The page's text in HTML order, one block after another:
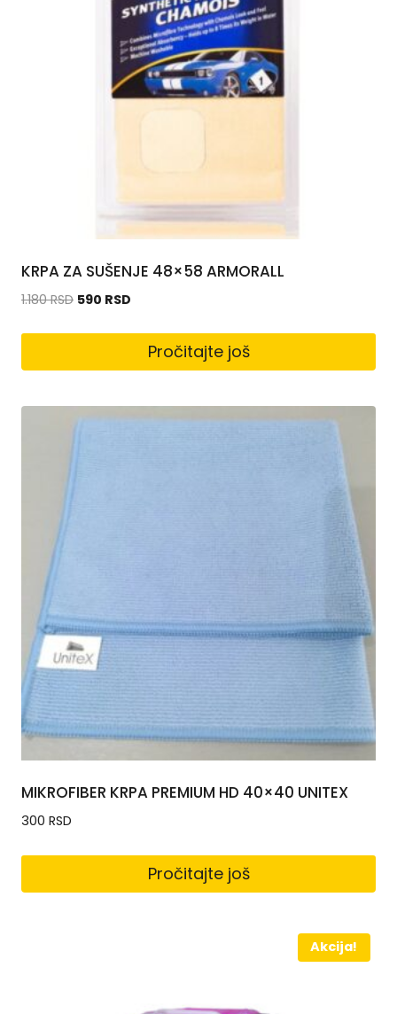
KRPA ZA SUŠENJE 48×58 ARMORALL
1.180RSD 590 RSD
Pročitajte još
MIKROFIBER KRPA PREMIUM HD 40×40 UNITEX
300 RSD
Pročitajte još
Akcija!